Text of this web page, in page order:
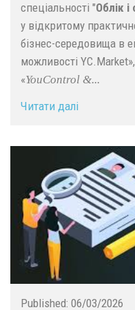
спеціальності "Облік
у відкритому
бізнес-середовища в
можливості
«YouControl &...
Читати далі
Published: 06/03/2026